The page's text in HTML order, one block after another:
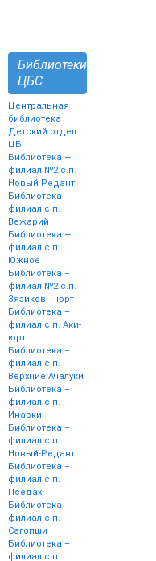
Библиотеки
ЦБС
Центральная
библиотека
Детский отдел
ЦБ
Библиотека —
филиал №2 с.п.
Новый Редант
Библиотека —
филиал с.п.
Вежарий
Библиотека —
филиал с.п.
Южное
Библиотека –
филиал №2 с.п.
Зязиков – юрт
Библиотека –
филиал с.п. Аки-
юрт
Библиотека –
филиал с.п.
Верхние Ачалуки
Библиотека –
филиал с.п.
Инарки
Библиотека –
филиал с.п.
Новый-Редант
Библиотека –
филиал с.п.
Пседах
Библиотека –
филиал с.п.
Сагопши
Библиотека –
филиал с.п.